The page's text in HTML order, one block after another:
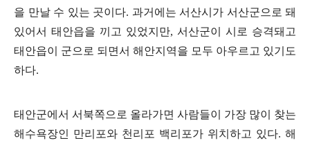
을 만날 수 있는 곳이다. 과거에는 서산시가 서산군으로 돼
있어서 태안읍을 끼고 있었지만, 서산군이 시로 승격돼고
태안읍이 군으로 되면서 해안지역을 모두 아우르고 있기도
하다.
태안군에서 서북쪽으로 올라가면 사람들이 가장 많이 찾는
해수욕장인 만리포와 천리포 백리포가 위치하고 있다. 해